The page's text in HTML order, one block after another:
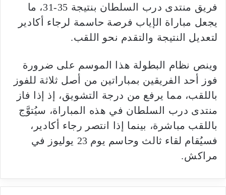
فريق منتدى درب السلطان بنتيجة 35-31، ما
يجعل مباراة الإياب فرصة حاسمة لرجاء أكادير
لتعديل النتيجة والتقدم نحو اللقب.
وينص نظام البطولة هذا الموسم على ضرورة
فوز أحد الفريقين بمباراتين من أصل ثلاثة للفوز
باللقب، مما يرفع من درجة التشويق، إذ إذا فاز
منتدى درب السلطان في هذه المباراة، سيُتوَّج
باللقب مباشرة، بينما إذا انتصر رجاء أكادير،
فسيُقام لقاء ثالث وحاسم يوم 23 يوليوز في
مراكش.